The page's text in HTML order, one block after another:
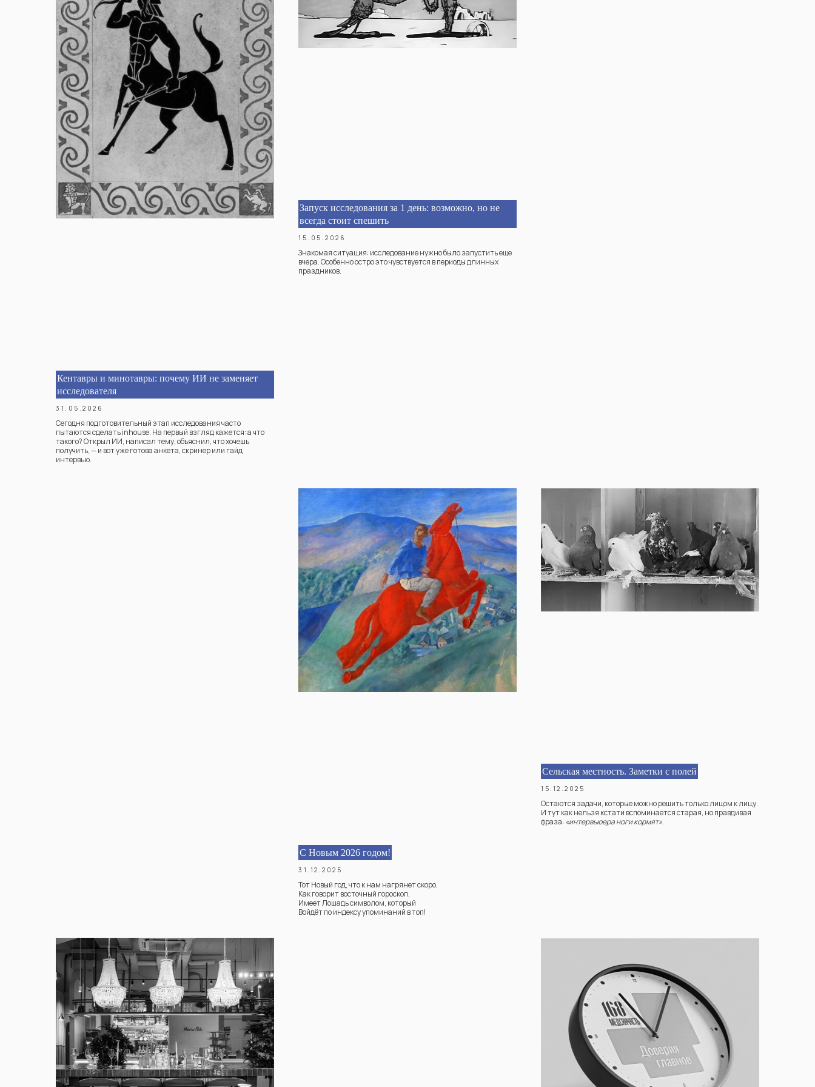
Кентавры и минотавры: почему ИИ не заменяет
исследователя
31.05.2026
Сегодня подготовительный этап исследования часто
пытаются сделать inhouse. На первый взгляд кажется: а что
такого? Открыл ИИ, написал тему, объяснил, что хочешь
получить, — и вот уже готова анкета, скринер или гайд
интервью.
Запуск исследования за 1 день: возможно, но не
всегда стоит спешить
15.05.2026
Знакомая ситуация: исследование нужно было запустить еще
вчера. Особенно остро это чувствуется в периоды длинных
праздников.
С Новым 2026 годом!
31.12.2025
Тот Новый год, что к нам нагрянет скоро,
Как говорит восточный гороскоп,
Имеет Лошадь символом, который
Войдёт по индексу упоминаний в топ!
Сельская местность. Заметки с полей
15.12.2025
Остаются задачи, которые можно решить только лицом к лицу.
И тут как нельзя кстати вспоминается старая, но правдивая
фраза: «интервьюера ноги кормят».